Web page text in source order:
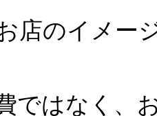
店のイメー
ではなく、